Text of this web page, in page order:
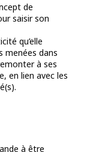
de
saisir son
qu’elle
menées dans
à ses
en lien avec les
à être